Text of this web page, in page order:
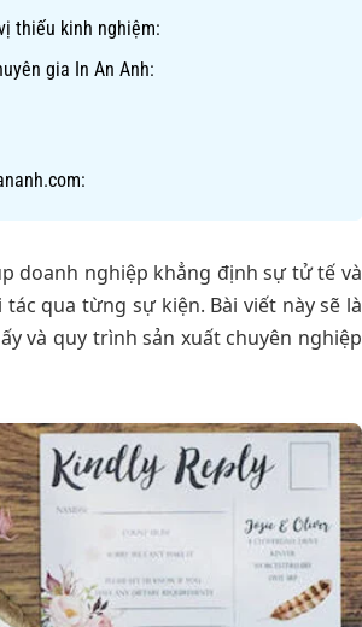
thiếu kinh nghiệm:
gia In An Anh:
doanh nghiệp khẳng định sự tử tế và
qua từng sự kiện. Bài viết này sẽ là
và quy trình sản xuất chuyên nghiệp